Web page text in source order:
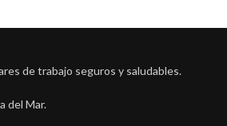
de trabajo seguros y saludables.
del Mar.